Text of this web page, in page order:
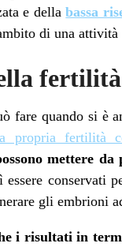
e dellabassa
di una
fertilità
fare quando si è
propria fertilità
mettere
essere conservati
gli embrioni
i risultati in